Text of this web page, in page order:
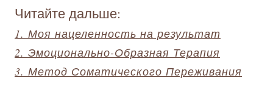
Читайте дальше:
1. Моя нацеленность на результат
2. Эмоционально-Образная Терапия
3. Метод Соматического Переживания